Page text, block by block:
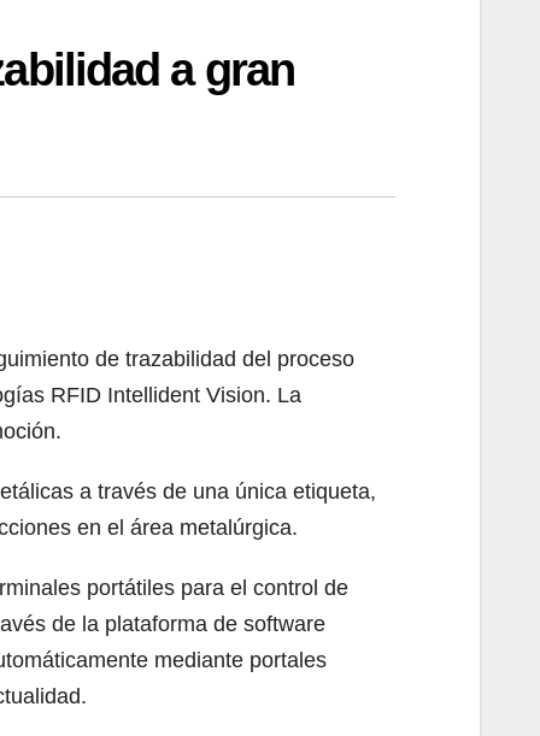
a gran
de trazabilidad del proceso
RFID Intellident Vision. La
a través de una única etiqueta,
en el área metalúrgica.
portátiles para el control de
de la plataforma de software
mediante portales